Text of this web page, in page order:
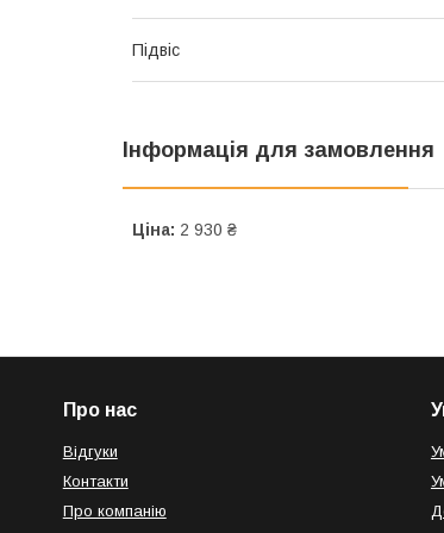
Підвіс
Інформація для замовлення
Ціна: 2 930 ₴
Про нас
Відгуки
Контакти
Про компанію